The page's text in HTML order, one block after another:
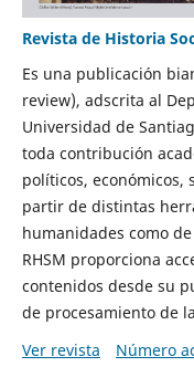
Revista de Historia
Es una publicación
review), adscrita al
Universidad de
toda contribución
políticos, económicos,
partir de distintas
humanidades como
RHSM proporciona
contenidos desde su
de procesamiento de
Ver revista
Número